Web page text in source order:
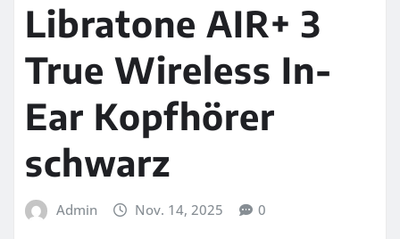
Libratone AIR+ 3
True Wireless In-
Ear Kopfhörer
schwarz
Admin Nov. 14, 2025 0